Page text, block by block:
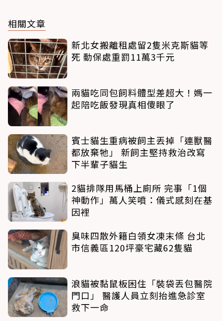
相關文章
新北女搬離租處留2隻米克斯貓等
死 動保處重罰11萬3千元
兩貓吃同包飼料體型差超大！媽一
起陪吃飯發現真相傻眼了
賓士貓生重病被飼主丟掉「連獸醫
都放棄牠」 新飼主堅持救治改寫
下半輩子貓生
2貓排隊用馬桶上廁所 完事「1個
神動作」萬人笑噴：儀式感刻在基
因裡
臭味四散外籍白領女凍末條 台北
市信義區120坪豪宅藏62隻貓
浪貓被黏鼠板困住「裝袋丟包醫院
門口」 醫護人員立刻抬進急診室
救下一命